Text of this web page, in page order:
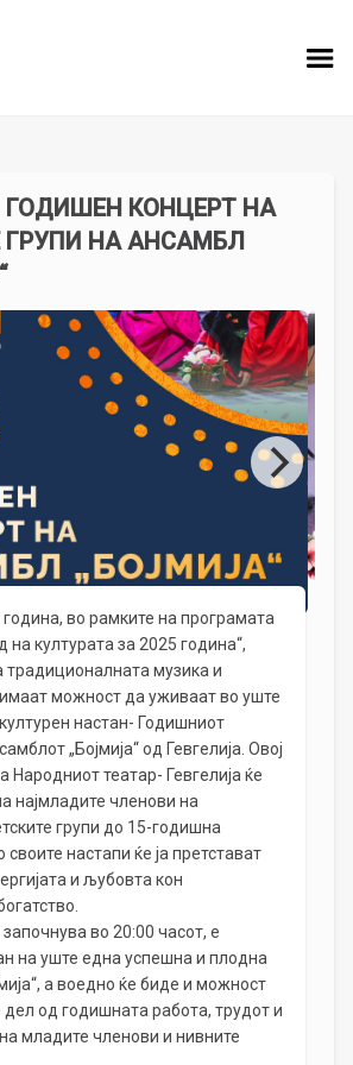
ГОДИШЕН КОНЦЕРТ НА
ГРУПИ НА АНСАМБЛ
година, во рамките на програмата
на културата за 2025 година“,
традиционалната музика и
можност да уживаат во уште
настан- Годишниот
„Бојмија“ од Гевгелија. Овој
Народниот театар- Гевгелија ќе
најмладите членови на
групи до 15-годишна
своите настапи ќе ја претстават
и љубовта кон
започнува во 20:00 часот, е
на уште една успешна и плодна
а воедно ќе биде и можност
од годишната работа, трудот и
младите членови и нивните